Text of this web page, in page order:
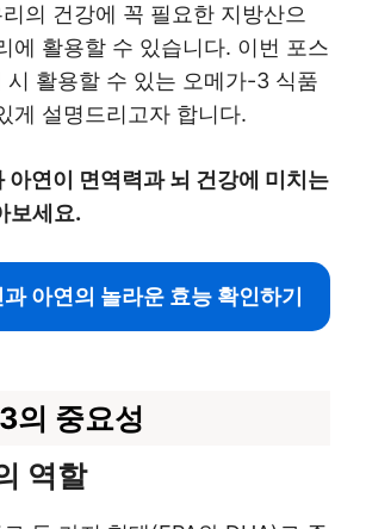
의 건강에 꼭 필요한 지방산으
에 활용할 수 있습니다. 이번 포스
시 활용할 수 있는 오메가-3 식품
게 설명드리고자 합니다.
아연이 면역력과 뇌 건강에 미치는
보세요.
아연의 놀라운 효능 확인하기
의 중요성
역할